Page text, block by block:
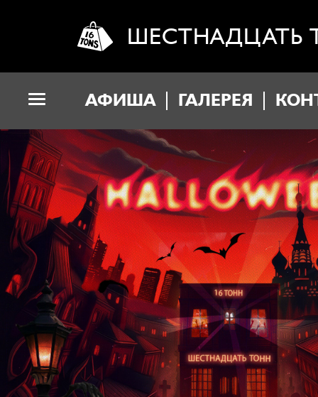
ШЕСТНАДЦАТЬ
АФИША ГАЛЕРЕЯ